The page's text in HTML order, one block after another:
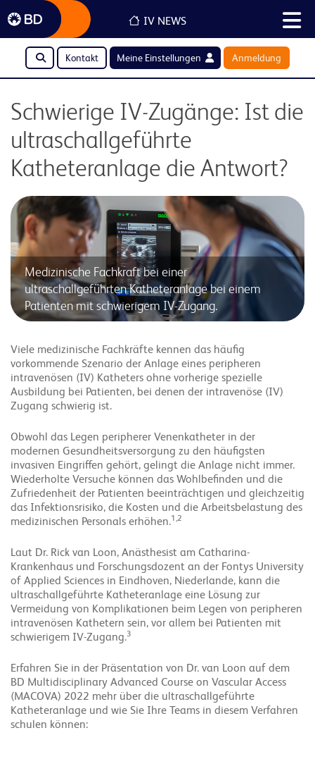
IV NEWS
Kontakt Meine Einstellungen Anmeldung
Schwierige IV-Zugänge: Ist die
ultraschallgeführte
Katheteranlage die Antwort?
Medizinische Fachkraft bei einer
ultraschallgeführten Katheteranlage bei einem
Patienten mit schwierigem IV-Zugang.
Viele medizinische Fachkräfte kennen das häufig
vorkommende Szenario der Anlage eines peripheren
intravenösen (IV) Katheters ohne vorherige spezielle
Ausbildung bei Patienten, bei denen der intravenöse (IV)
Zugang schwierig ist.
Obwohl das Legen peripherer Venenkatheter in der
modernen Gesundheitsversorgung zu den häufigsten
invasiven Eingriffen gehört, gelingt die Anlage nicht immer.
Wiederholte Versuche können das Wohlbefinden und die
Zufriedenheit der Patienten beeinträchtigen und gleichzeitig
das Infektionsrisiko, die Kosten und die Arbeitsbelastung des
medizinischen Personals erhöhen.1,2
Laut Dr. Rick van Loon, Anästhesist am Catharina-
Krankenhaus und Forschungsdozent an der Fontys University
of Applied Sciences in Eindhoven, Niederlande, kann die
ultraschallgeführte Katheteranlage eine Lösung zur
Vermeidung von Komplikationen beim Legen von peripheren
intravenösen Kathetern sein, vor allem bei Patienten mit
schwierigem IV-Zugang.3
Erfahren Sie in der Präsentation von Dr. van Loon auf dem
BD Multidisciplinary Advanced Course on Vascular Access
(MACOVA) 2022 mehr über die ultraschallgeführte
Katheteranlage und wie Sie Ihre Teams in diesem Verfahren
schulen können: